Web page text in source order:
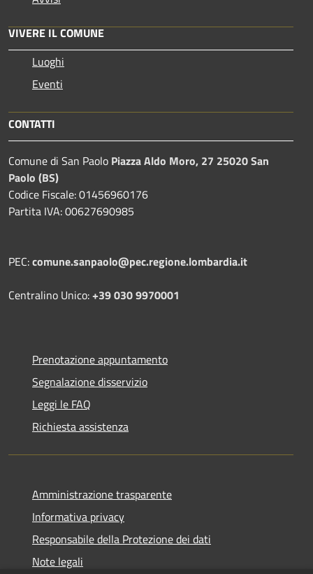
VIVERE IL COMUNE
Luoghi
Eventi
CONTATTI
Comune di San Paolo Piazza Aldo Moro, 27 25020 San
Paolo (BS)
Codice Fiscale: 01456960176
Partita IVA: 00627690985
PEC:comune.sanpaolo@pec.regione.lombardia.it
Centralino Unico:+39 030 9970001
Prenotazione appuntamento
Segnalazione disservizio
Leggi le FAQ
Richiesta assistenza
Amministrazione trasparente
Informativa privacy
Responsabile della Protezione dei dati
Note legali